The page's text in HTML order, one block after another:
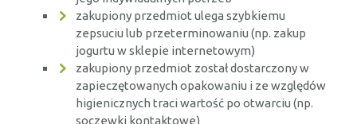
zakupiony przedmiot ulega szybkiemu
zepsuciu lub przeterminowaniu (np. zakup
jogurtu w sklepie internetowym)
zakupiony przedmiot został dostarczony w
zapieczętowanych opakowaniu i ze względów
higienicznych traci wartość po otwarciu (np.
soczewki kontaktowe)